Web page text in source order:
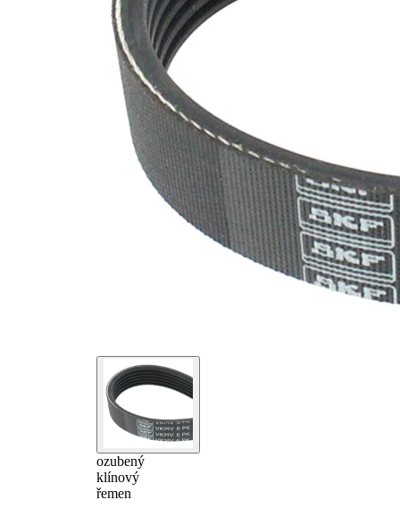
ozubený
klínový
řemen
SVHC
SVHC
substance
Materiál
řemene
EPDM
(Ethylen-
Propylen-
Dien-
Kautschuk)